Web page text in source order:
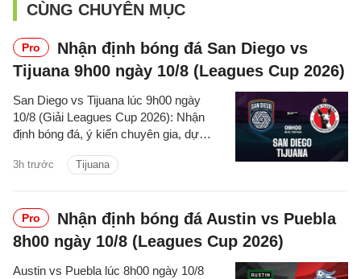
CÙNG CHUYÊN MỤC
Pro
Nhận định bóng đá San Diego vs
Tijuana 9h00 ngày 10/8 (Leagues Cup 2026)
3h trước Tijuana
San Diego vs Tijuana lúc 9h00 ngày
10/8 (Giải Leagues Cup 2026): Nhận
định bóng đá, ý kiến chuyên gia, dự
đấu.
Pro
Nhận định bóng đá Austin vs Puebla
8h00 ngày 10/8 (Leagues Cup 2026)
Austin vs Puebla lúc 8h00 ngày 10/8